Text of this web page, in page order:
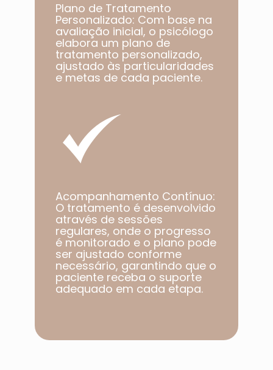
Plano de Tratamento
Personalizado: Com base na
avaliação inicial, o psicólogo
elabora um plano de
tratamento personalizado,
ajustado às particularidades
e metas de cada paciente.​
Acompanhamento Contínuo:
O tratamento é desenvolvido
através de sessões
regulares, onde o progresso
é monitorado e o plano pode
ser ajustado conforme
necessário, garantindo que o
paciente receba o suporte
adequado em cada etapa.​